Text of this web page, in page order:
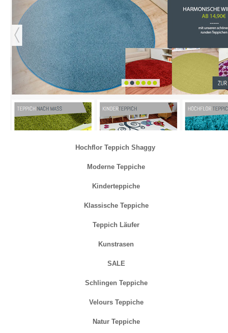
Hochflor Teppich Shaggy
Moderne Teppiche
Kinderteppiche
Klassische Teppiche
Teppich Läufer
Kunstrasen
SALE
Schlingen Teppiche
Velours Teppiche
Natur Teppiche